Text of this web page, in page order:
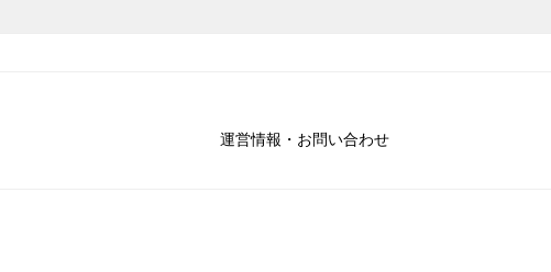
運営情報・お問い合わせ